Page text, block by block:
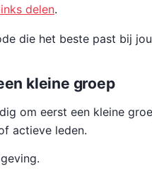
delen.
die het beste past bij
kleine groep
om eerst een kleine
actieve leden.